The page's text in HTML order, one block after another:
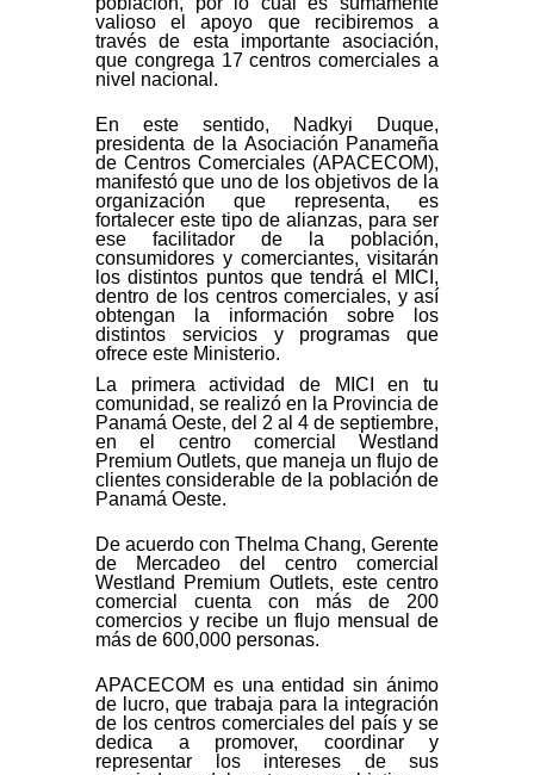
valioso el apoyo que recibiremos a
través de esta importante asociación,
que congrega 17 centros comerciales a
nivel nacional.
En este sentido, Nadkyi Duque,
presidenta de la Asociación Panameña
de Centros Comerciales (APACECOM),
manifestó que uno de los objetivos de la
organización que representa, es
fortalecer este tipo de alianzas, para ser
ese facilitador de la población,
consumidores y comerciantes, visitarán
los distintos puntos que tendrá el MICI,
dentro de los centros comerciales, y así
obtengan la información sobre los
distintos servicios y programas que
ofrece este Ministerio.
La primera actividad de MICI en tu
comunidad, se realizó en la Provincia de
Panamá Oeste, del 2 al 4 de septiembre,
en el centro comercial Westland
Premium Outlets, que maneja un flujo de
clientes considerable de la población de
Panamá Oeste.
De acuerdo con Thelma Chang, Gerente
de Mercadeo del centro comercial
Westland Premium Outlets, este centro
comercial cuenta con más de 200
comercios y recibe un flujo mensual de
más de 600,000 personas.
APACECOM es una entidad sin ánimo
de lucro, que trabaja para la integración
de los centros comerciales del país y se
dedica a promover, coordinar y
representar los intereses de sus